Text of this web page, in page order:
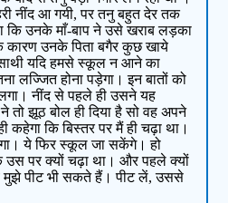
नींद आ गयी, पर तनु बहुत देर तक
कि उनके माँ-बाप ने उसे खराब लड़का
उनके पिता बगैर कुछ खाये
यदि हमसे स्कूल न आने का
लज्जित होना पड़ेगा। इन बातों को
नींद से पहले ही उसने यह
तो झूठ बोल ही दिया है सो वह अपने
कहेगा कि बिस्तर पर मैं ही चढ़ा था।
ये फिर स्कूल जा सकेंगे। हो
उस पर क्यों चढ़ा था। और पहले क्यों
मुझे पीट भी सकते हैं। पीट लें, उससे